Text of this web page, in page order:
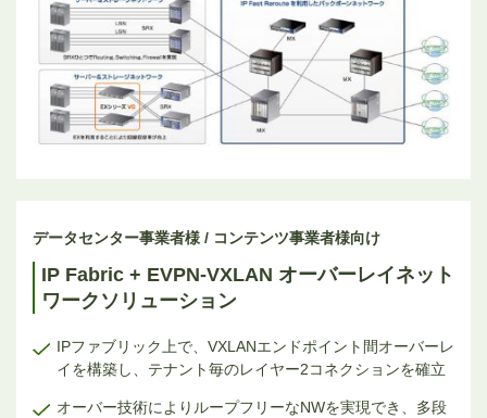
データセンター事業者様 / コンテンツ事業者様向け
IP Fabric + EVPN-VXLAN オーバーレイネット
ワークソリューション
IPファブリック上で、VXLANエンドポイント間オーバーレ
イを構築し、テナント毎のレイヤー2コネクションを確立
オーバー技術によりループフリーなNWを実現でき、多段